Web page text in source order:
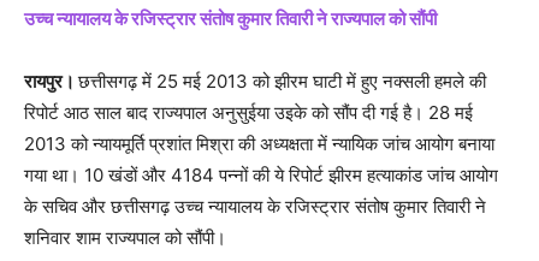
उच्च न्यायालय के रजिस्ट्रार संतोष कुमार तिवारी ने राज्यपाल को सौंपी
रायपुर।छत्तीसगढ़ में 25 मई 2013 को झीरम घाटी में हुए नक्सली हमले की
रिपोर्ट आठ साल बाद राज्यपाल अनुसुईया उइके को सौंप दी गई है। 28 मई
2013 को न्यायमूर्ति प्रशांत मिश्रा की अध्यक्षता में न्यायिक जांच आयोग बनाया
गया था। 10 खंडों और 4184 पन्नों की ये रिपोर्ट झीरम हत्याकांड जांच आयोग
के सचिव और छत्तीसगढ़ उच्च न्यायालय के रजिस्ट्रार संतोष कुमार तिवारी ने
शनिवार शाम राज्यपाल को सौंपी।